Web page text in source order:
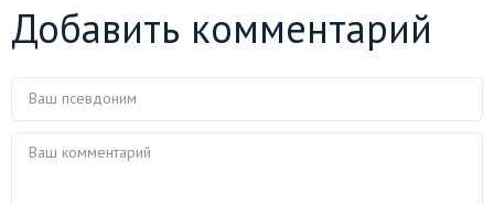
Добавить комментарий